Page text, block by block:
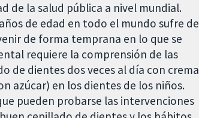
de la salud pública a nivel mundial.
de edad en todo el mundo sufre de
de forma temprana en lo que se
requiere la comprensión de las
de dientes dos veces al día con crema
azúcar) en los dientes de los niños.
pueden probarse las intervenciones